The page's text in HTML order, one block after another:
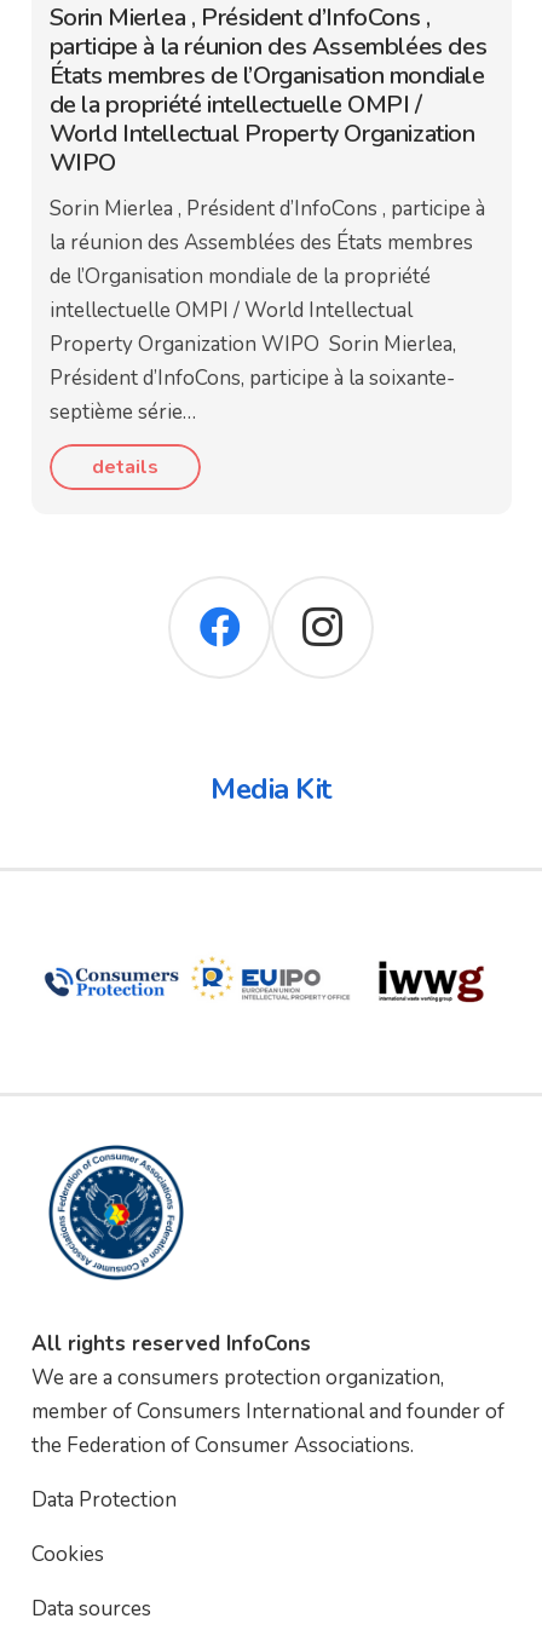
Sorin Mierlea , Président d’InfoCons ,
participe à la réunion des Assemblées des
États membres de l’Organisation mondiale
de la propriété intellectuelle OMPI /
World Intellectual Property Organization
WIPO
Sorin Mierlea , Président d’InfoCons , participe à
la réunion des Assemblées des États membres
de l’Organisation mondiale de la propriété
intellectuelle OMPI / World Intellectual
Property Organization WIPO Sorin Mierlea,
Président d’InfoCons, participe à la soixante-
septième série…
details
Media Kit
All rights reserved InfoCons
We are a consumers protection organization,
member of Consumers International and founder of
the Federation of Consumer Associations.
Data Protection
Cookies
Data sources